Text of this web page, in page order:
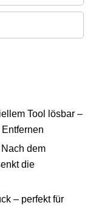
Tool lösbar –
Nach dem
die
– perfekt für